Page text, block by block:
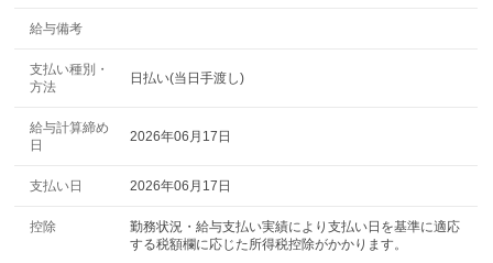
給与備考
支払い種別・
方法
日払い(当日手渡し)
給与計算締め
日
2026年06月17日
支払い日 2026年06月17日
控除
勤務状況・給与支払い実績により支払い日を基準に適応
する税額欄に応じた所得税控除がかかります。